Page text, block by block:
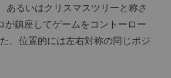
るいはクリスマスツリーと称さ
鎮座してゲームをコントーロー
。位置的には左右対称の同じポジ